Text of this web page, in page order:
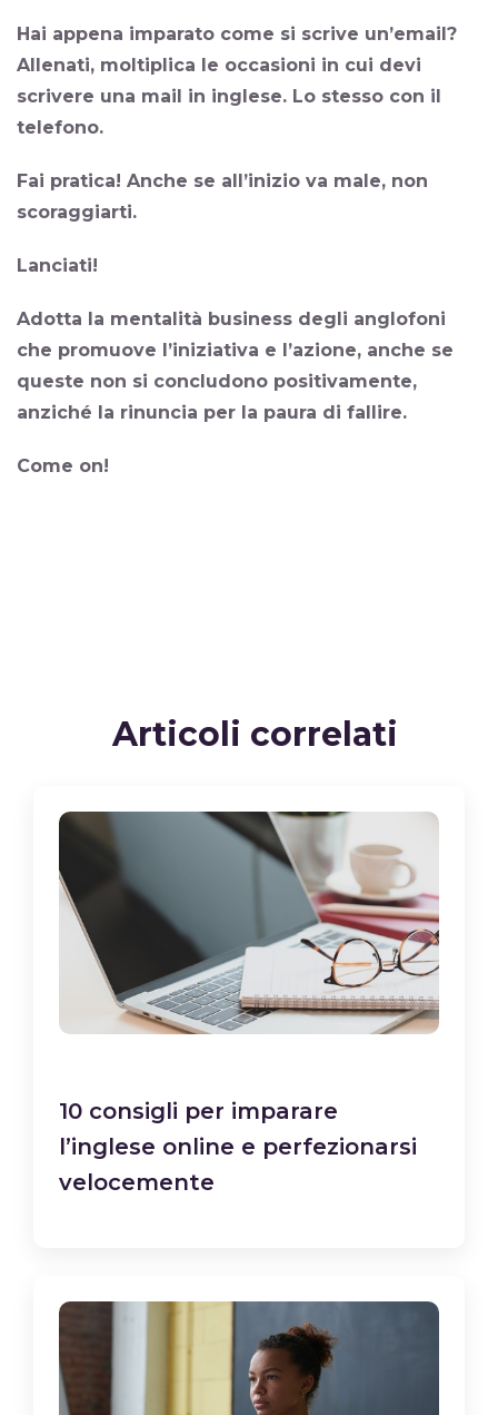
Hai appena imparato come si scrive un’email?
Allenati, moltiplica le occasioni in cui devi
scrivere una mail in inglese. Lo stesso con il
telefono.
Fai pratica! Anche se all’inizio va male, non
scoraggiarti.
Lanciati!
Adotta la mentalità business degli anglofoni
che promuove l’iniziativa e l’azione, anche se
queste non si concludono positivamente,
anziché la rinuncia per la paura di fallire.
Come on!
Articoli correlati
10 consigli per imparare
l’inglese online e perfezionarsi
velocemente